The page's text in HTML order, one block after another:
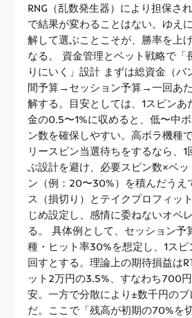
RNG（乱数発生器）により担保さ
で結果が変わることはない。ゆえ
解して選ぶことこそが、勝率を上
なる。 資金管理とベット戦略で「
りにいく」設計 まずは総資金（バ
間予算→セッション予算→一回あ
解する。目安としては、1スピンあ
金の0.5〜1%に収めると、低〜中
ン数を確保しやすい。高ボラ機種
リースピン当選待ちをするなら、
ぶ設計を避け、必要スピン数×ベ
ン（例：20〜30%）を積んだうえ
ス（損切り）とテイクプロフィッ
じめ設定し、感情に委ねないオペ
る。 具体例として、セッション予
種・ヒット率30%を想定し、1ス
回すとする。理論上の期待損益は
ット2万円の3.5%、すなわち700
安。一方で分散により±数千円の
だ。ここで「残高が初期の70%を